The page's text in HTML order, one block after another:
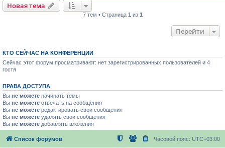
Новая тема
7 тем • Страница 1 из 1
Перейти
КТО СЕЙЧАС НА КОНФЕРЕНЦИИ
Сейчас этот форум просматривают: нет зарегистрированных пользователей и 4
гостя
ПРАВА ДОСТУПА
Вы не можете начинать темы
Вы не можете отвечать на сообщения
Вы не можете редактировать свои сообщения
Вы не можете удалять свои сообщения
Вы не можете добавлять вложения
Список форумов Часовой пояс: UTC+03:00